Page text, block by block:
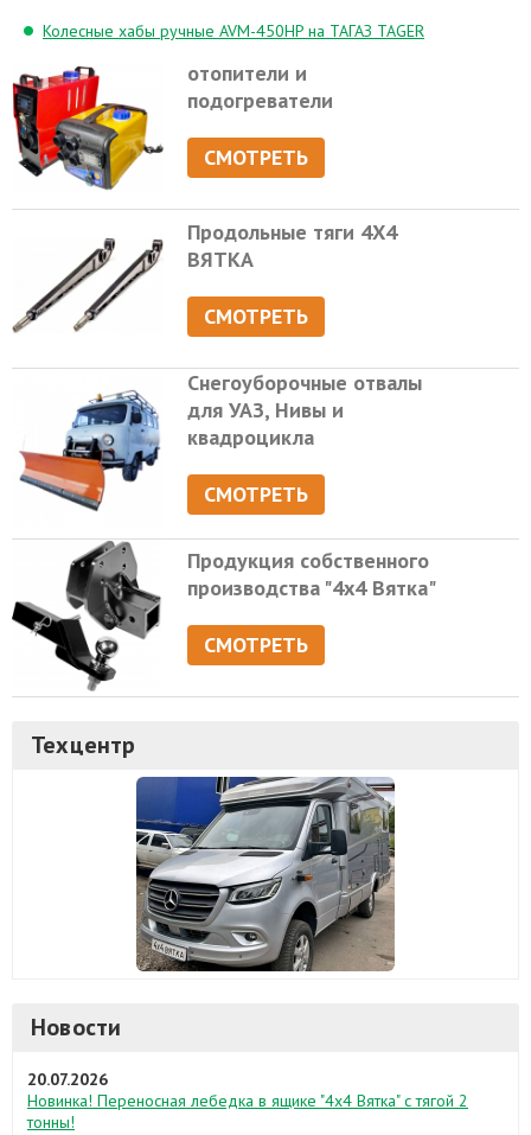
Колесные хабы ручные AVM-450HP на ТАГАЗ TAGER
отопители и
подогреватели
СМОТРЕТЬ
Продольные тяги 4Х4
ВЯТКА
СМОТРЕТЬ
Снегоуборочные отвалы
для УАЗ, Нивы и
квадроцикла
СМОТРЕТЬ
Продукция собственного
производства "4х4 Вятка"
СМОТРЕТЬ
Техцентр
Новости
20.07.2026
Новинка! Переносная лебедка в ящике "4х4 Вятка" с тягой 2
тонны!